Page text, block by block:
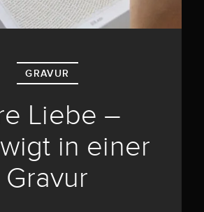
GRAVUR
Liebe –
in einer
Gravur